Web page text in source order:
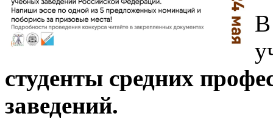
В
студенты средних
заведений.